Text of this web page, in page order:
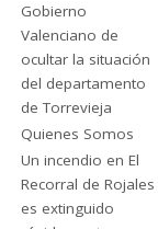
Gobierno
Valenciano de
ocultar la situación
del departamento
de Torrevieja
Quienes Somos
Un incendio en El
Recorral de Rojales
es extinguido